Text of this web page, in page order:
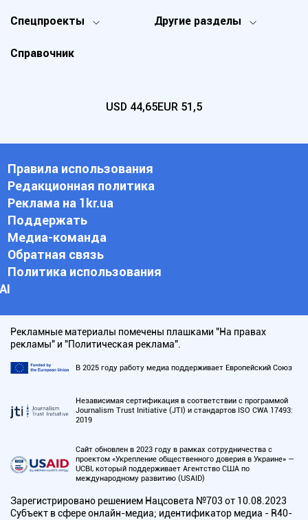
Спецпроекты Другие разделы
Справочник
USD 44,65EUR 51,5
Правила использования
Редакционная политика
Реклама на 1kr.ua
Поддержать
Медиа-команда
Обратная связь
Политика использования
АI
Рекламные материалы помечены плашками "На правах
рекламы" и "Политическая реклама".
В 2025 году работу медиа поддерживает Европейский Союз
Независимая сертификация в соответствии с программой
Journalism Trust Initiative (JTI) и стандартов ISO CWA 17493:
2019
Сайт обновлен в 2023 году в рамках сотрудничества с
проектом «Укрепление общественного доверия в Украине» —
UCBI, который поддерживает Агентство США по
международному развитию (USAID)
Зарегистрировано решением Нацсовета №703 от 10.08.2023
Субъект в сфере онлайн-медиа; идентификатор медиа - R40-